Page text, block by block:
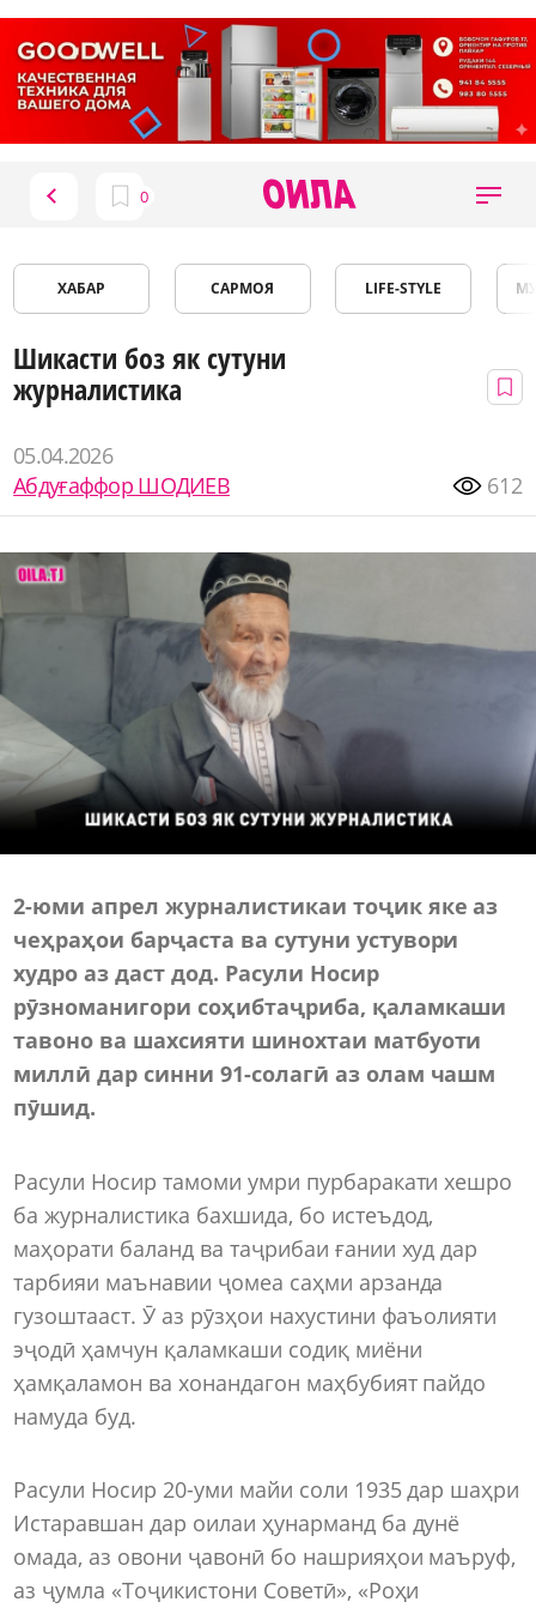
ХАБАР САРМОЯ LIFE-STYLE
Шикасти боз як сутуни
журналистика
05.04.2026
Абдуғаффор ШОДИЕВ
612
2-юми апрел журналистикаи тоҷик яке аз
чеҳраҳои барҷаста ва сутуни устувори
худро аз даст дод. Расули Носир
рӯзноманигори соҳибтаҷриба, қаламкаши
тавоно ва шахсияти шинохтаи матбуоти
миллӣ дар синни 91-солагӣ аз олам чашм
пӯшид.
Расули Носир тамоми умри пурбаракати хешро
ба журналистика бахшида, бо истеъдод,
маҳорати баланд ва таҷрибаи ғании худ дар
тарбияи маънавии ҷомеа саҳми арзанда
гузоштааст. Ӯ аз рӯзҳои нахустини фаъолияти
эҷодӣ ҳамчун қаламкаши содиқ миёни
ҳамқаламон ва хонандагон маҳбубият пайдо
намуда буд.
Расули Носир 20-уми майи соли 1935 дар шаҳри
Истаравшан дар оилаи ҳунарманд ба дунё
омада, аз овони ҷавонӣ бо нашрияҳои маъруф,
аз ҷумла «Тоҷикистони Советӣ», «Роҳи